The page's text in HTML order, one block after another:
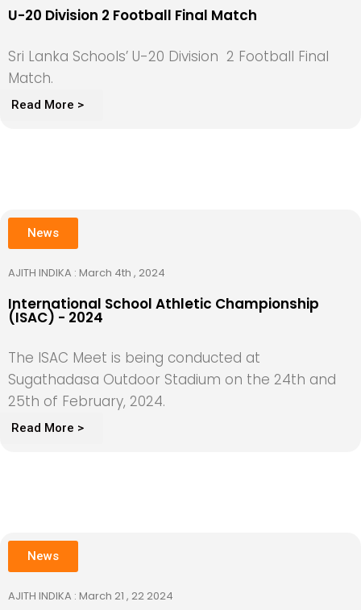
U-20 Division 2 Football Final Match
Sri Lanka Schools’ U-20 Division 2 Football Final
Match.
Read More >
News
AJITH INDIKA : March 4th , 2024
International School Athletic Championship
(ISAC) - 2024
The ISAC Meet is being conducted at
Sugathadasa Outdoor Stadium on the 24th and
25th of February, 2024.
Read More >
News
AJITH INDIKA : March 21 , 22 2024